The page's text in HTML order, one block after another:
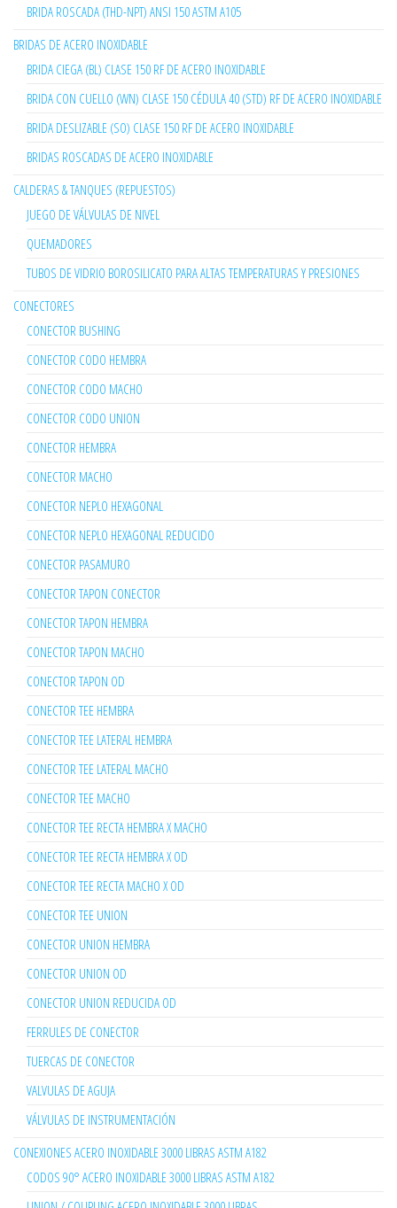
BRIDA ROSCADA (THD-NPT) ANSI 150 ASTM A105
BRIDAS DE ACERO INOXIDABLE
BRIDA CIEGA (BL) CLASE 150 RF DE ACERO INOXIDABLE
BRIDA CON CUELLO (WN) CLASE 150 CÉDULA 40 (STD) RF DE ACERO INOXIDABLE
BRIDA DESLIZABLE (SO) CLASE 150 RF DE ACERO INOXIDABLE
BRIDAS ROSCADAS DE ACERO INOXIDABLE
CALDERAS & TANQUES (REPUESTOS)
JUEGO DE VÁLVULAS DE NIVEL
QUEMADORES
TUBOS DE VIDRIO BOROSILICATO PARA ALTAS TEMPERATURAS Y PRESIONES
CONECTORES
CONECTOR BUSHING
CONECTOR CODO HEMBRA
CONECTOR CODO MACHO
CONECTOR CODO UNION
CONECTOR HEMBRA
CONECTOR MACHO
CONECTOR NEPLO HEXAGONAL
CONECTOR NEPLO HEXAGONAL REDUCIDO
CONECTOR PASAMURO
CONECTOR TAPON CONECTOR
CONECTOR TAPON HEMBRA
CONECTOR TAPON MACHO
CONECTOR TAPON OD
CONECTOR TEE HEMBRA
CONECTOR TEE LATERAL HEMBRA
CONECTOR TEE LATERAL MACHO
CONECTOR TEE MACHO
CONECTOR TEE RECTA HEMBRA X MACHO
CONECTOR TEE RECTA HEMBRA X OD
CONECTOR TEE RECTA MACHO X OD
CONECTOR TEE UNION
CONECTOR UNION HEMBRA
CONECTOR UNION OD
CONECTOR UNION REDUCIDA OD
FERRULES DE CONECTOR
TUERCAS DE CONECTOR
VALVULAS DE AGUJA
VÁLVULAS DE INSTRUMENTACIÓN
CONEXIONES ACERO INOXIDABLE 3000 LIBRAS ASTM A182
CODOS 90° ACERO INOXIDABLE 3000 LIBRAS ASTM A182